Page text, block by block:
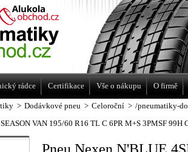
> Dodávkové pneu > Celoroční > /pneumatiky-
VAN 195/60 R16 TL C 6PR M+S 3PMSF 99H
letní, zimní, Alu kola
Line
rádce Certifikace Vše o nákupu O firmě